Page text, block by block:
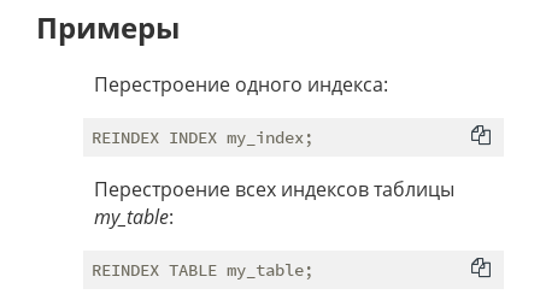
Примеры
Перестроение одного индекса:
Перестроение всех индексов таблицы
my_table: